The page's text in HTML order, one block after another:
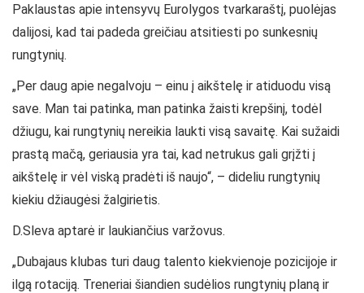
Paklaustas apie intensyvų Eurolygos tvarkaraštį, puolėjas
dalijosi, kad tai padeda greičiau atsitiesti po sunkesnių
rungtynių.
„Per daug apie negalvoju – einu į aikštelę ir atiduodu visą
save. Man tai patinka, man patinka žaisti krepšinį, todėl
džiugu, kai rungtynių nereikia laukti visą savaitę. Kai sužaidi
prastą mačą, geriausia yra tai, kad netrukus gali grįžti į
aikštelę ir vėl viską pradėti iš naujo“, – dideliu rungtynių
kiekiu džiaugėsi žalgirietis.
D.Sleva aptarė ir laukiančius varžovus.
„Dubajaus klubas turi daug talento kiekvienoje pozicijoje ir
ilgą rotaciją. Treneriai šiandien sudėlios rungtynių planą ir